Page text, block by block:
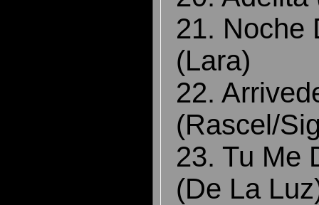
21. Noche
(Lara)
22.
(Rascel/
23. Tu Me
(De La